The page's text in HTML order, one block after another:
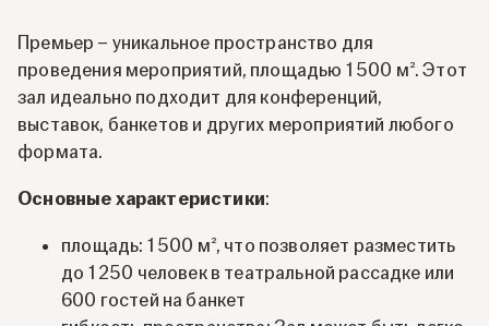
Премьер – уникальное пространство для
проведения мероприятий, площадью 1 500 м². Этот
зал идеально подходит для конференций,
выставок, банкетов и других мероприятий любого
формата.
Основные характеристики:
площадь: 1 500 м², что позволяет разместить
до 1 250 человек в театральной рассадке или
600 гостей на банкет